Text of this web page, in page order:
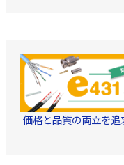
価格と品質の両立を